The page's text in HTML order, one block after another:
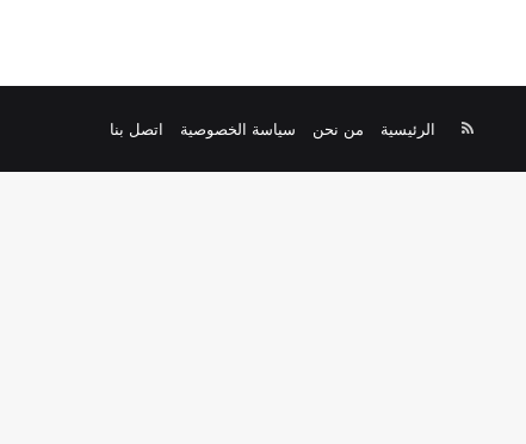
الرئيسية من نحن سياسة الخصوصية اتصل بنا
ملخص